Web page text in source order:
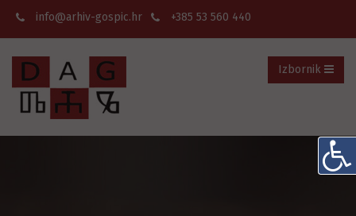
info@arhiv-gospic.hr +385 53 560 440
Izbornik